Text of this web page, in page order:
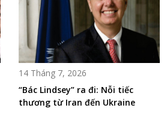
14 Tháng 7, 2026
“Bác Lindsey” ra đi: Nỗi tiếc
thương từ Iran đến Ukraine